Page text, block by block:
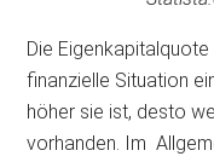
Die
finanzielle Situation
höher sie ist, desto
vorhanden. Im